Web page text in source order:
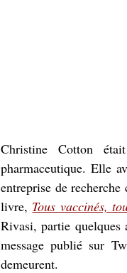
Christine Cotton
pharmaceutique. Elle
entreprise de
livre, Tous vaccinés,
Rivasi, partie quelques
message publié sur
demeurent.